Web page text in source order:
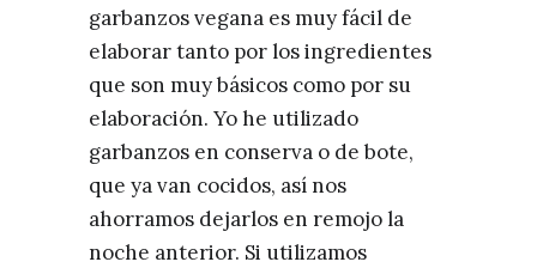
garbanzos vegana es muy fácil de
elaborar tanto por los ingredientes
que son muy básicos como por su
elaboración. Yo he utilizado
garbanzos en conserva o de bote,
que ya van cocidos, así nos
ahorramos dejarlos en remojo la
noche anterior. Si utilizamos